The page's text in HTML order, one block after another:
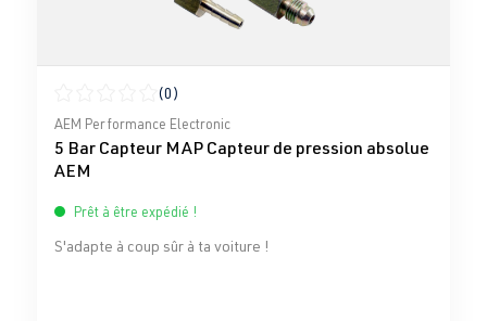
Note moyenne de 0 sur 5 étoiles
(0)
AEM Performance Electronic
5 Bar Capteur MAP Capteur de pression absolue
AEM
Prêt à être expédié !
S'adapte à coup sûr à ta voiture !